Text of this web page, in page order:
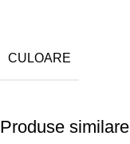
CULOARE
Produse similare